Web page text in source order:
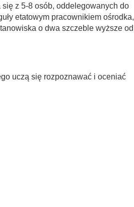
się z 5-8 osób, oddelegowanych do
etatowym pracownikiem ośrodka,
o dwa szczeble wyższe od
uczą się rozpoznawać i oceniać